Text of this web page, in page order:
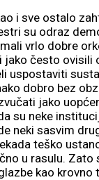
i sve ostalo
su odraz
vrlo dobre
jako često ovisili
uspostaviti
dobro bez
jako
su neke
neki sasvim
teško
u rasulu. Zato
kao krovno